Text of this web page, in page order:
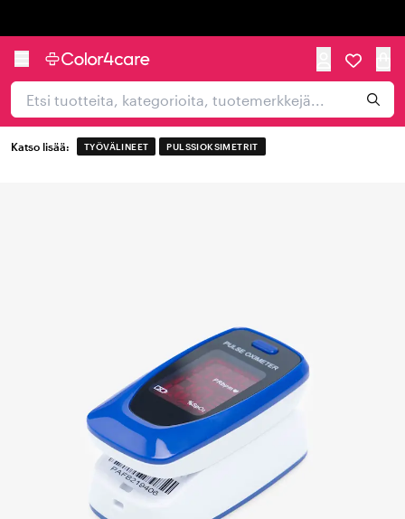
Katso lisää: TYÖVÄLINEET PULSSIOKSIMETRIT